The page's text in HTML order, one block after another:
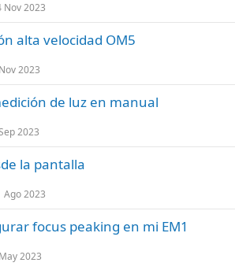
Nov 2023
alta velocidad OM5
2023
de luz en manual
2023
la pantalla
Ago 2023
focus peaking en mi EM1
2023